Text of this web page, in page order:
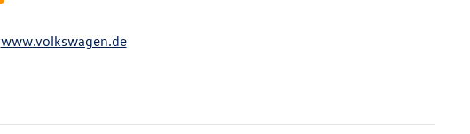
www.volkswagen.de